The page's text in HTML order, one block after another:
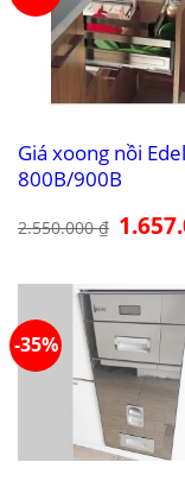
Giá xoong nồi
800B/900B
2.550.000₫ Giá
gốc
-35%